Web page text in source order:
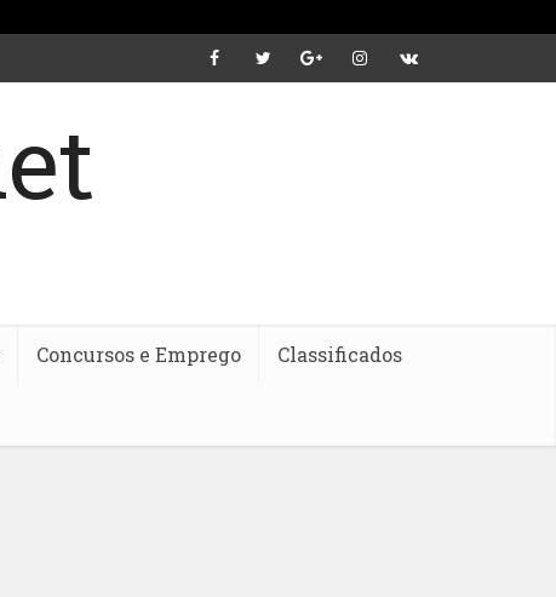
Concursos e Emprego Classificados